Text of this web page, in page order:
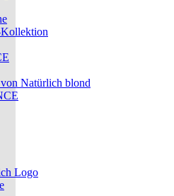
Natürlich blond
Logo